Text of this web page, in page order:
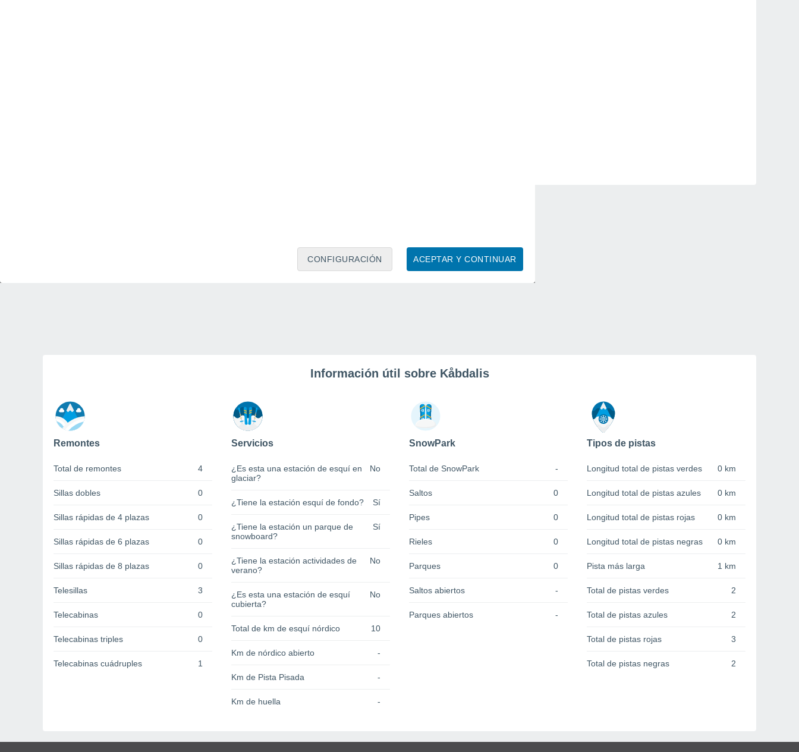
ACEPTAR Y CONTINUAR
CONFIGURACIÓN
Información útil sobre Kåbdalis
Remontes
Total de remontes 4
Sillas dobles 0
Sillas rápidas de 4 plazas 0
Sillas rápidas de 6 plazas 0
Sillas rápidas de 8 plazas 0
Telesillas 3
Telecabinas 0
Telecabinas triples 0
Telecabinas cuádruples 1
Servicios
¿Es esta una estación de esquí en
glaciar?
No
¿Tiene la estación esquí de fondo? Sí
¿Tiene la estación un parque de
snowboard?
Sí
¿Tiene la estación actividades de
verano?
No
¿Es esta una estación de esquí
cubierta?
No
Total de km de esquí nórdico 10
Km de nórdico abierto -
Km de Pista Pisada -
Km de huella -
SnowPark
Total de SnowPark -
Saltos 0
Pipes 0
Rieles 0
Parques 0
Saltos abiertos -
Parques abiertos -
Tipos de pistas
Longitud total de pistas verdes 0 km
Longitud total de pistas azules 0 km
Longitud total de pistas rojas 0 km
Longitud total de pistas negras 0 km
Pista más larga 1 km
Total de pistas verdes 2
Total de pistas azules 2
Total de pistas rojas 3
Total de pistas negras 2